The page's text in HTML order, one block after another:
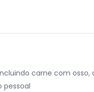
carne com osso,
pessoal